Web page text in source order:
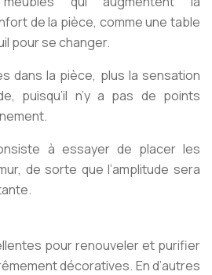
de la pièce, comme une table
pour se changer.
dans la pièce, plus la sensation
puisqu’il n’y a pas de points
à essayer de placer les
de sorte que l’amplitude sera
pour renouveler et purifier
décoratives. En d’autres